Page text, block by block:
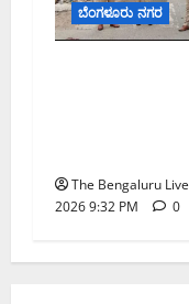
ಬೆಂಗಳೂರು ನಗರ
The Bengaluru Live
2026 9:32 PM
0